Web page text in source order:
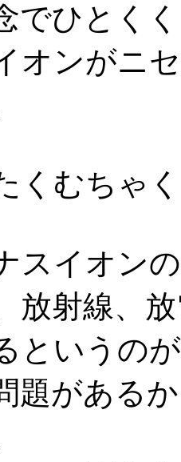
でひとく
オンがニ
くむちゃ
スイオン
放射線、
というの
題がある